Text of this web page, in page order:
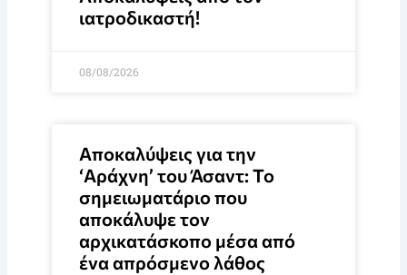
ιατροδικαστή!
08/08/2026
Αποκαλύψεις για την
‘Αράχνη’ του Άσαντ: Το
σημειωματάριο που
αποκάλυψε τον
αρχικατάσκοπο μέσα από
ένα απρόσμενο λάθος